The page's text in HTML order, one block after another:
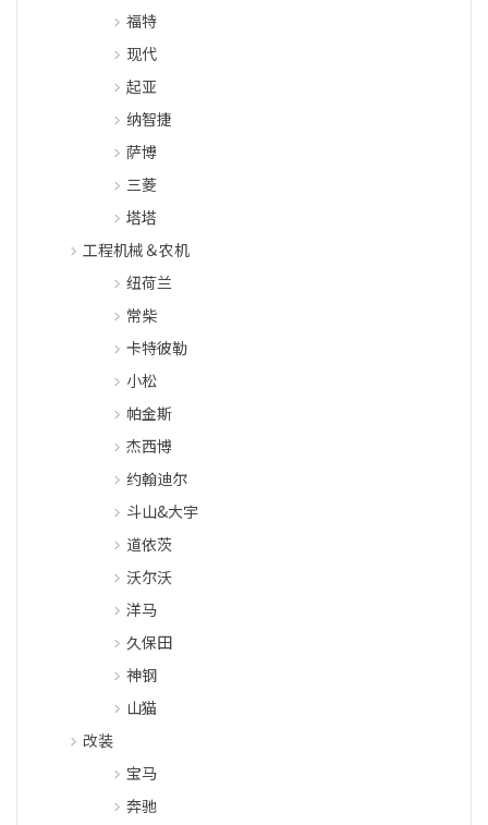
福特
现代
起亚
纳智捷
萨博
三菱
塔塔
工程机械＆农机
纽荷兰
常柴
卡特彼勒
小松
帕金斯
杰西博
约翰迪尔
斗山&大宇
道依茨
沃尔沃
洋马
久保田
神钢
山猫
改装
宝马
奔驰